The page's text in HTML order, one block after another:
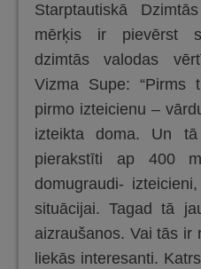
Starptautiskā
mērķis ir pievērst
dzimtās valodas
Vizma Supe: “Pirms
pirmo izteicienu –
izteikta doma. Un
pierakstīti ap 400
domugraudi-
situācijai. Tagad tā
aizraušanos. Vai tās ir
liekās interesanti.